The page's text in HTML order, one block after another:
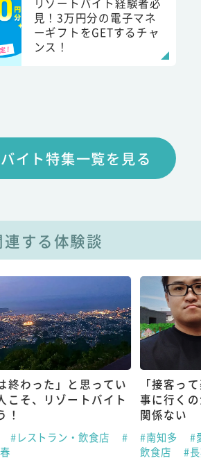
見！3万円分の電子マネ
ーギフトをGETするチャ
ンス！
イト特集一覧を見る
連する体験談
終わった」と思ってい
こそ、リゾートバイト
！
#レストラン・飲食店
#
「接客っ
事に行く
関係ない
#南知多
#
飲食店
#